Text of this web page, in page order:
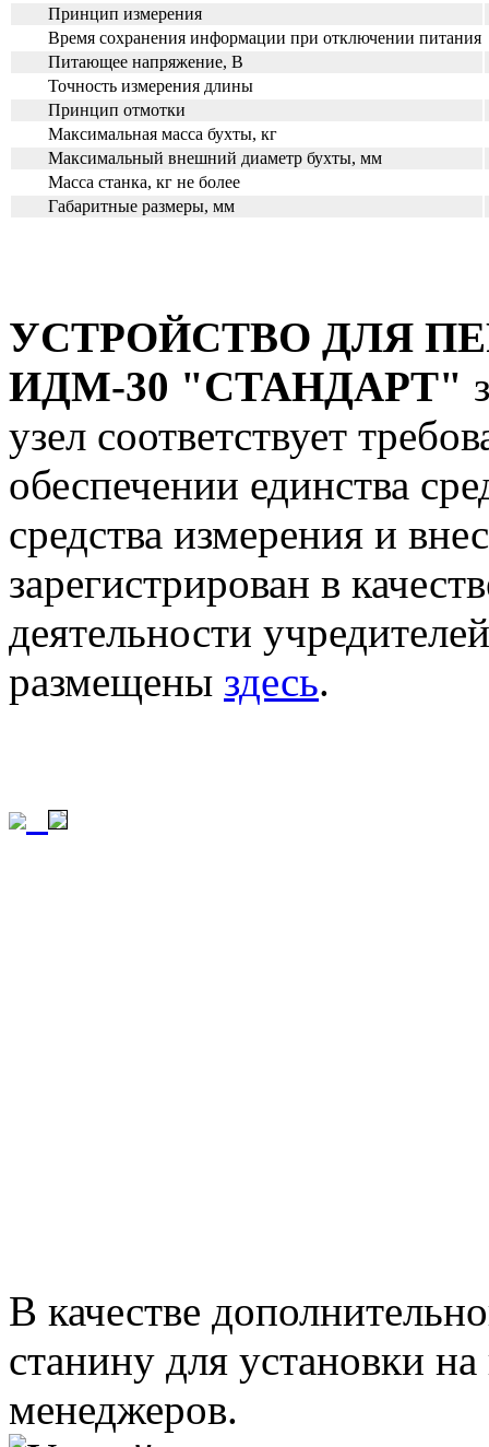
Принцип измерения
Время сохранения информации при отключении питания
Питающее напряжение, В
Точность измерения длины
Принцип отмотки
Максимальная масса бухты, кг
Максимальный внешний диаметр бухты, мм
Масса станка, кг не более
Габаритные размеры, мм
УСТРОЙСТВО ДЛЯ
ИДМ-30 "СТАНДАРТ"
узел соответствует
обеспечении единства
средства измерения и
зарегистрирован в
деятельности
размещены здесь.
В качестве
станину для установки
менеджеров.